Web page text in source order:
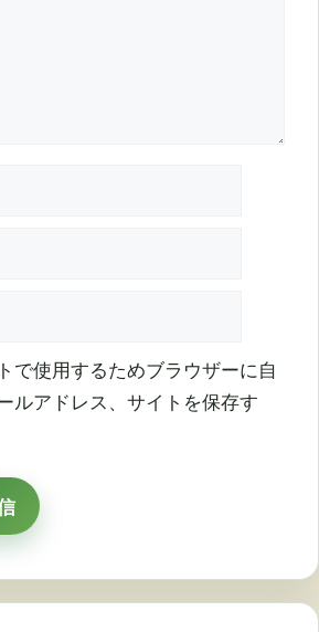
で使用するためブラウザーに自
ルアドレス、サイトを保存す